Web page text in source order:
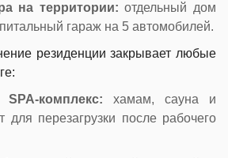
на территории: отдельный дом
гараж на 5 автомобилей.
резиденции закрывает любые
комплекс: хамам, сауна и
для перезагрузки после рабочего